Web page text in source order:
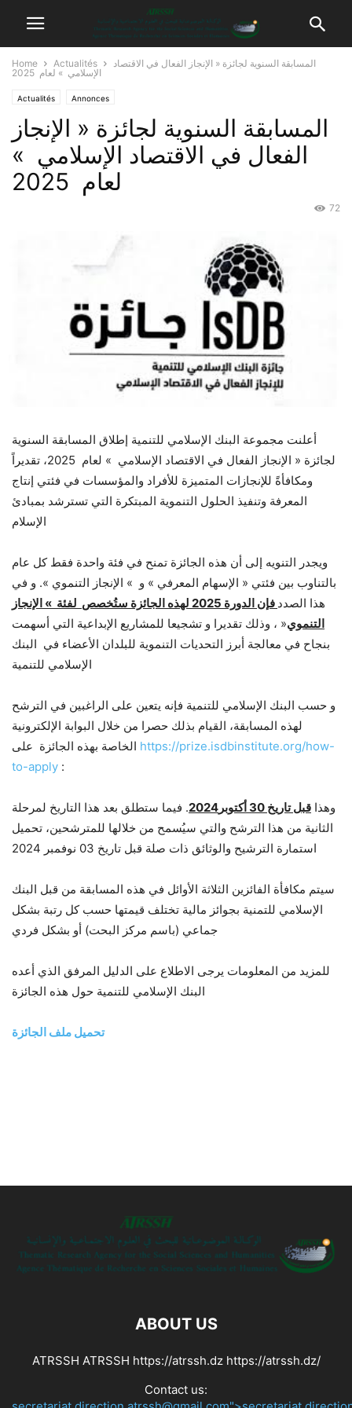
Home Actualités
المسابقة السنوية لجائزة « الإنجاز الفعال في الاقتصاد
الإسلامي » لعام 2025
Actualités Annonces
المسابقة السنوية لجائزة « الإنجاز
الفعال في الاقتصاد الإسلامي »
لعام 2025
72
أعلنت مجموعة البنك الإسلامي للتنمية إطلاق المسابقة السنوية
لجائزة « الإنجاز الفعال في الاقتصاد الإسلامي » لعام 2025، تقديراً
ومكافأةً للإنجازات المتميزة للأفراد والمؤسسات في فئتي إنتاج
المعرفة وتنفيذ الحلول التنموية المبتكرة التي تسترشد بمبادئ
الإسلام
ويجدر التنويه إلى أن هذه الجائزة تمنح في فئة واحدة فقط كل عام
بالتناوب بين فئتي « الإسهام المعرفي » و » الإنجاز التنموي ». و في
هذا الصدد
فإن الدورة 2025 لهذه الجائزة ستُخصص لفئة » الإنجاز
التنموي« ، وذلك تقديرا و تشجيعا للمشاريع الإبداعية التي أسهمت
بنجاح في معالجة أبرز التحديات التنموية للبلدان الأعضاء في البنك
الإسلامي للتنمية
و حسب البنك الإسلامي للتنمية فإنه يتعين على الراغبين في الترشح
لهذه المسابقة، القيام بذلك حصرا من خلال البوابة الإلكترونية
https://prize.isdbinstitute.org/how-
to-apply :
وهذا قبل تاريخ 30 أكتوبر2024
. فيما ستطلق بعد هذا التاريخ لمرحلة
الثانية من هذا الترشح والتي سيُسمح من خلالها للمترشحين، تحميل
استمارة الترشيح والوثائق ذات صلة قبل تاريخ 03 نوفمبر 2024
سيتم مكافأة الفائزين الثلاثة الأوائل في هذه المسابقة من قبل البنك
الإسلامي للتمنية بجوائز مالية تختلف قيمتها حسب كل رتبة بشكل
جماعي (باسم مركز البحت) أو بشكل فردي
للمزيد من المعلومات يرجى الاطلاع على الدليل المرفق الذي أعده
البنك الإسلامي للتنمية حول هذه الجائزة
تحميل ملف الجائزة
ABOUT US
ATRSSH ATRSSH https://atrssh.dz https://atrssh.dz/
Contact us: